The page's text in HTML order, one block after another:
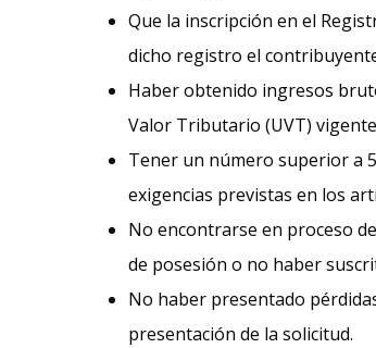
Que la inscripción en el
dicho registro el
Haber obtenido ingresos
Valor Tributario (UVT)
Tener un número superior a
exigencias previstas en los
No encontrarse en proceso
de posesión o no haber
No haber presentado
presentación de la solicitud.